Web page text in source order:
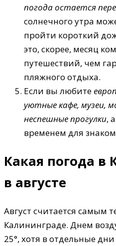
погода остается
солнечного утра
пройти короткий
это, скорее, месяц
путешествий, чем
пляжного отдыха.
Если вы любите
уютные кафе, музеи,
неспешные прогулки,
временем для
Какая погода в
в августе
Август считается самым
Калининграде. Днем
25°, хотя в отдельные